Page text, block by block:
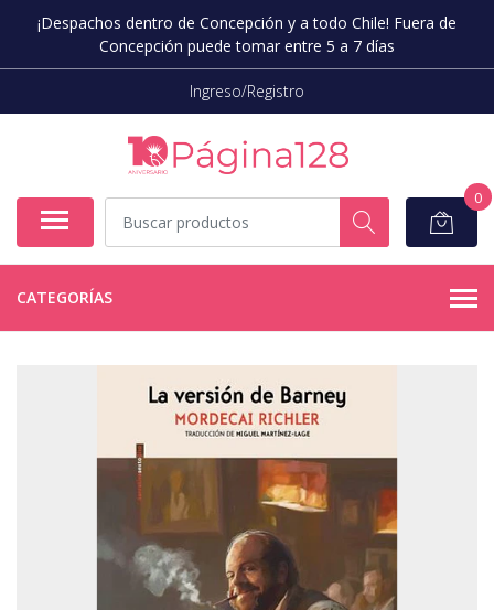
¡Despachos dentro de Concepción y a todo Chile! Fuera de
Concepción puede tomar entre 5 a 7 días
Ingreso/Registro
0
CATEGORÍAS